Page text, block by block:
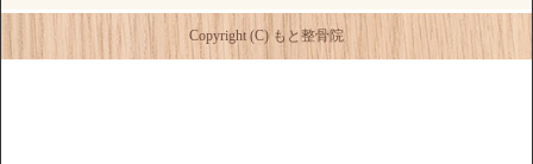
Copyright (C) もと整骨院